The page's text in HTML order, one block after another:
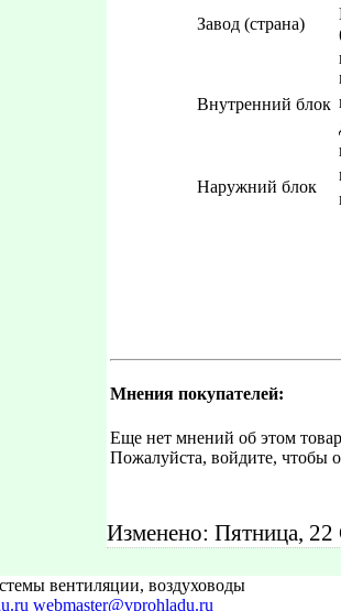
Завод (страна)
Внутренний блок
Наружний блок
Мнения покупателей:
Еще нет мнений об этом
Пожалуйста, войдите, чтобы
Изменено: Пятница,
вентиляции, воздуховоды
webmaster@vprohladu.ru